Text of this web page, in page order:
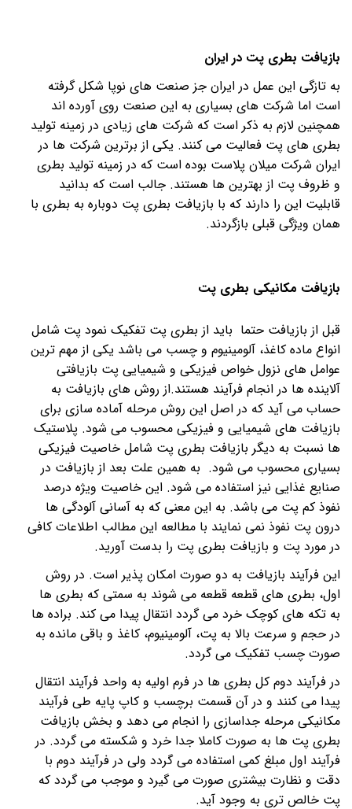
بازیافت بطری پت در ایران
به تازگی این عمل در ایران جز صنعت های نوپا شکل گرفته
است اما شرکت های بسیاری به این صنعت روی آورده اند
همچنین لازم به ذکر است که شرکت های زیادی در زمینه تولید
بطری های پت فعالیت می کنند. یکی از برترین شرکت ها در
ایران شرکت میلان پلاست بوده است که در زمینه تولید بطری
و ظروف پت از بهترین ها هستند. جالب است که بدانید
قابلیت این را دارند که با بازیافت بطری پت دوباره به بطری با
همان ویژگی قبلی بازگردند.
بازیافت مکانیکی بطری پت
قبل از بازیافت حتما باید از بطری پت تفکیک نمود پت شامل
انواع ماده کاغذ، آلومینیوم و چسب می باشد یکی از مهم ترین
عوامل های نزول خواص فیزیکی و شیمیایی پت بازیافتی
آلاینده ها در انجام فرآیند هستند.از روش های بازیافت به
حساب می آید که در اصل این روش مرحله آماده سازی برای
بازیافت های شیمیایی و فیزیکی محسوب می شود. پلاستیک
ها نسبت به دیگر بازیافت بطری پت شامل خاصیت فیزیکی
بسیاری محسوب می شود. به همین علت بعد از بازیافت در
صنایع غذایی نیز استفاده می شود. این خاصیت ویژه درصد
نفوذ کم پت می باشد. به این معنی که به آسانی آلودگی ها
درون پت نفوذ نمی نمایند با مطالعه این مطالب اطلاعات کافی
در مورد پت و بازیافت بطری پت را بدست آورید.
این فرآیند بازیافت به دو صورت امکان پذیر است. در روش
اول، بطری های قطعه قطعه می شوند به سمتی که بطری ها
به تکه های کوچک خرد می گردد انتقال پیدا می کند. براده ها
در حجم و سرعت بالا به پت، آلومینیوم، کاغذ و باقی مانده به
صورت چسب تفکیک می گردد.
در فرآیند دوم کل بطری ها در فرم اولیه به واحد فرآیند انتقال
پیدا می کنند و در آن قسمت برچسب و کاپ پایه طی فرآیند
مکانیکی مرحله جداسازی را انجام می دهد و بخش بازیافت
بطری پت ها به صورت کاملا جدا خرد و شکسته می گردد. در
فرآیند اول مبلغ کمی استفاده می گردد ولی در فرآیند دوم با
دقت و نظارت بیشتری صورت می گیرد و موجب می گردد که
پت خالص تری به وجود آید.